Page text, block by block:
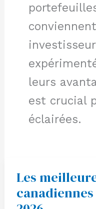
leurs
est crucial
éclairées.
Les Les
meilleures
actions
canadiennes
à